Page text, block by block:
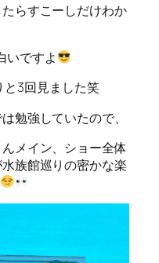
らすこーしだけわか
いですよ
と3回見ました笑
勉強していたので、
メイン、ショー全体
族館巡りの密かな楽